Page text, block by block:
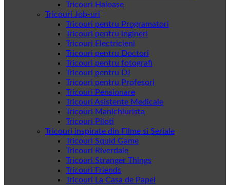
Tricouri Haioase
Tricouri Job-uri
Tricouri pentru Programatori
Tricouri pentru ingineri
Tricouri Electricieni
Tricouri pentru Doctori
Tricouri pentru fotografi
Tricouri pentru DJ
Tricouri pentru Profesori
Tricouri Pensionare
Tricouri Asistente Medicale
Tricouri Manichiurista
Tricouri Piloti
Tricouri inspirate din Filme si Seriale
Tricouri Squid Game
Tricouri Riverdale
Tricouri Stranger Things
Tricouri Friends
Tricouri La Casa de Papel